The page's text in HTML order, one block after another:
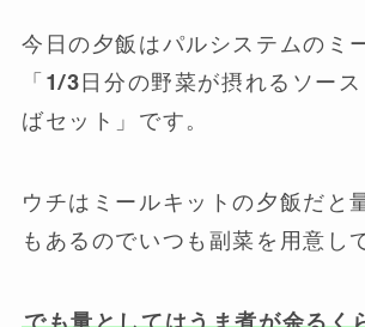
今日の夕飯はパルシステムのミ
「1/3日分の野菜が摂れるソー
ばセット」です。
ウチはミールキットの夕飯だと
もあるのでいつも副菜を用意し
でも量としてはうま煮が余るく